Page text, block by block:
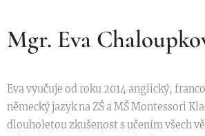
Mgr. Eva
Eva vyučuje od roku 2014 anglický,
německý jazyk na ZŠ a MŠ Montessori
dlouholetou zkušenost s učením všech